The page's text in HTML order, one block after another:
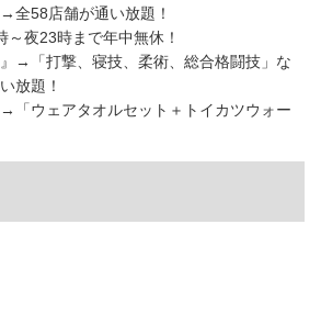
58店舗が通い放題！
夜23時まで年中無休！
→「打撃、寝技、柔術、総合格闘技」な
放題！
ウェアタオルセット＋トイカツウォー